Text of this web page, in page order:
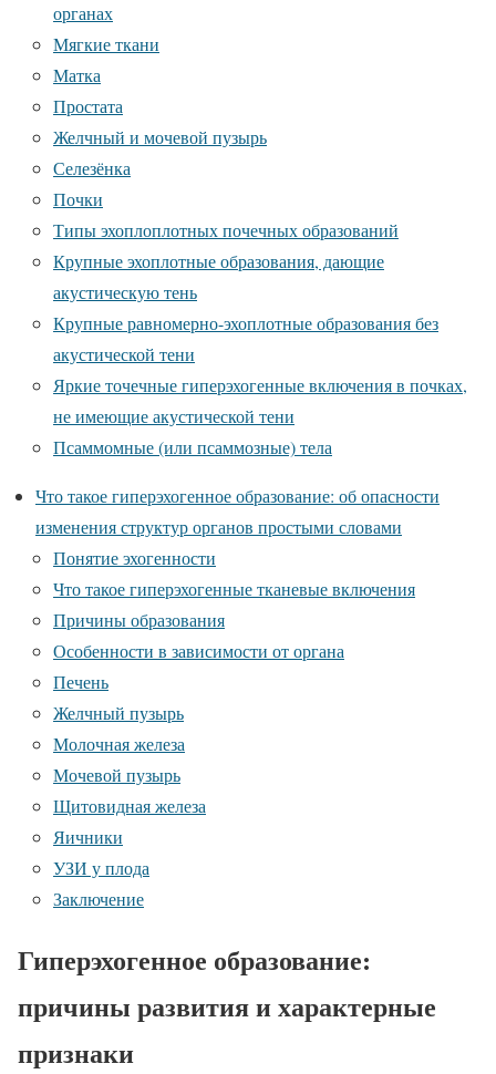
органах
Мягкие ткани
Матка
Простата
Желчный и мочевой пузырь
Селезёнка
Почки
Типы эхоплоплотных почечных образований
Крупные эхоплотные образования, дающие
акустическую тень
Крупные равномерно-эхоплотные образования без
акустической тени
Яркие точечные гиперэхогенные включения в почках,
не имеющие акустической тени
Псаммомные (или псаммозные) тела
Что такое гиперэхогенное образование: об опасности
изменения структур органов простыми словами
Понятие эхогенности
Что такое гиперэхогенные тканевые включения
Причины образования
Особенности в зависимости от органа
Печень
Желчный пузырь
Молочная железа
Мочевой пузырь
Щитовидная железа
Яичники
УЗИ у плода
Заключение
Гиперэхогенное образование:
причины развития и характерные
признаки